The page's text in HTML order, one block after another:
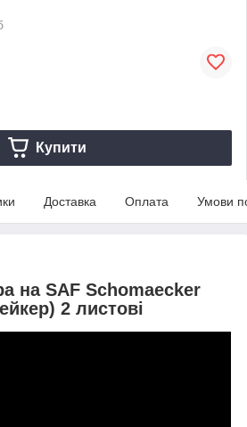
Купити
Доставка Оплата Умови
на SAF Schomaecker
2 листові